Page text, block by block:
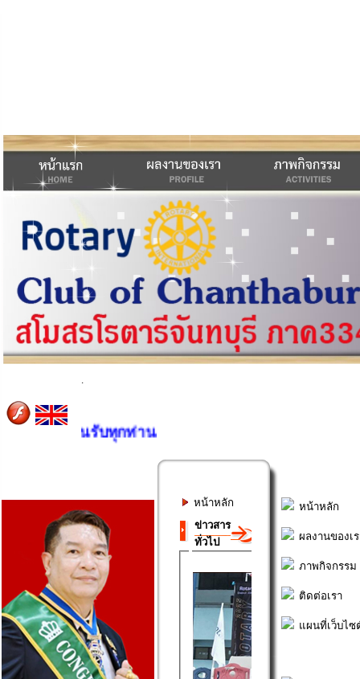
.
ยินดีต้อนรับทุกท่าน
หน้าหลัก
ผลงานของเ
ภาพกิจกรรม
ติดต่อเรา
แผนที่เว็บไซ